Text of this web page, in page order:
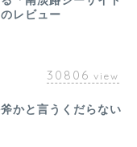
レビュー
30806 view
かと言うくだらない